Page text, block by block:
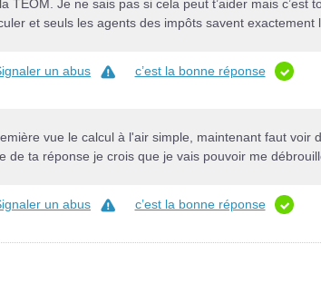
TEOM. Je ne sais pas si cela peut t’aider mais c’est
et seuls les agents des impôts savent exactement
un abus c’est la bonne réponse
vue le calcul à l'air simple, maintenant faut
de ta réponse je crois que je vais pouvoir me
un abus c’est la bonne réponse